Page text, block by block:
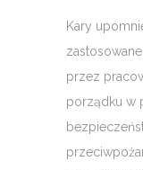
Kary
przez
porządku w